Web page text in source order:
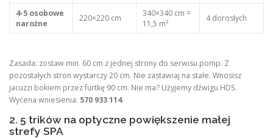
4-5 osobowe
narożne
220×220 cm
340×340 cm =
11,5 m²
4 dorosłych
Zasada: zostaw min. 60 cm z jednej strony do serwisu pomp. Z
pozostałych stron wystarczy 20 cm. Nie zastawiaj na stałe. Wnosisz
jacuzzi bokiem przez furtkę 90 cm. Nie ma? Użyjemy dźwigu HDS.
Wycena wniesienia: 570 933 114.
2. 5 trików na optyczne powiększenie małej
strefy SPA